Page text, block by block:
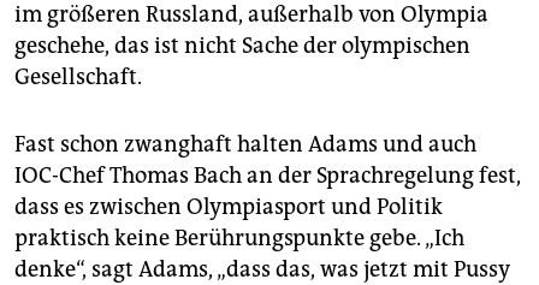
im größeren Russland, außerhalb von Olympia
geschehe, das ist nicht Sache der olympischen
Gesellschaft.
Fast schon zwanghaft halten Adams und auch
IOC-Chef Thomas Bach an der Sprachregelung fest,
dass es zwischen Olympiasport und Politik
praktisch keine Berührungspunkte gebe. „Ich
denke“, sagt Adams, „dass das, was jetzt mit Pussy